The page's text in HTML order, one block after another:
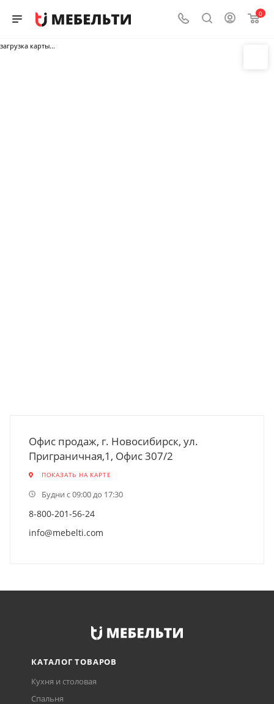
0
загрузка карты...
Офис продаж, г. Новосибирск, ул.
Приграничная,1, Офис 307/2
ПОКАЗАТЬ НА КАРТЕ
Будни с 09:00 до 17:30
8-800-201-56-24
info@mebelti.com
КАТАЛОГ ТОВАРОВ
Кухня и столовая
Спальня